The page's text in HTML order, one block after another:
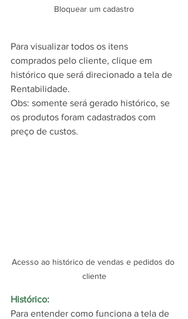
Bloquear um cadastro
Para visualizar todos os itens
comprados pelo cliente, clique em
histórico que será direcionado a tela de
Rentabilidade.
Obs: somente será gerado histórico, se
os produtos foram cadastrados com
preço de custos.
Acesso ao histórico de vendas e pedidos do
cliente
Histórico:
Para entender como funciona a tela de